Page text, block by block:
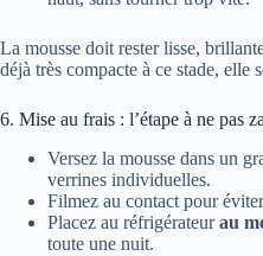
La mousse doit rester lisse,
déjà très compacte à ce stade, elle
6. Mise au frais : l’étape à ne pas
Versez la mousse dans un
verrines individuelles.
Filmez au contact pour
Placez au réfrigérateurau
toute une nuit.